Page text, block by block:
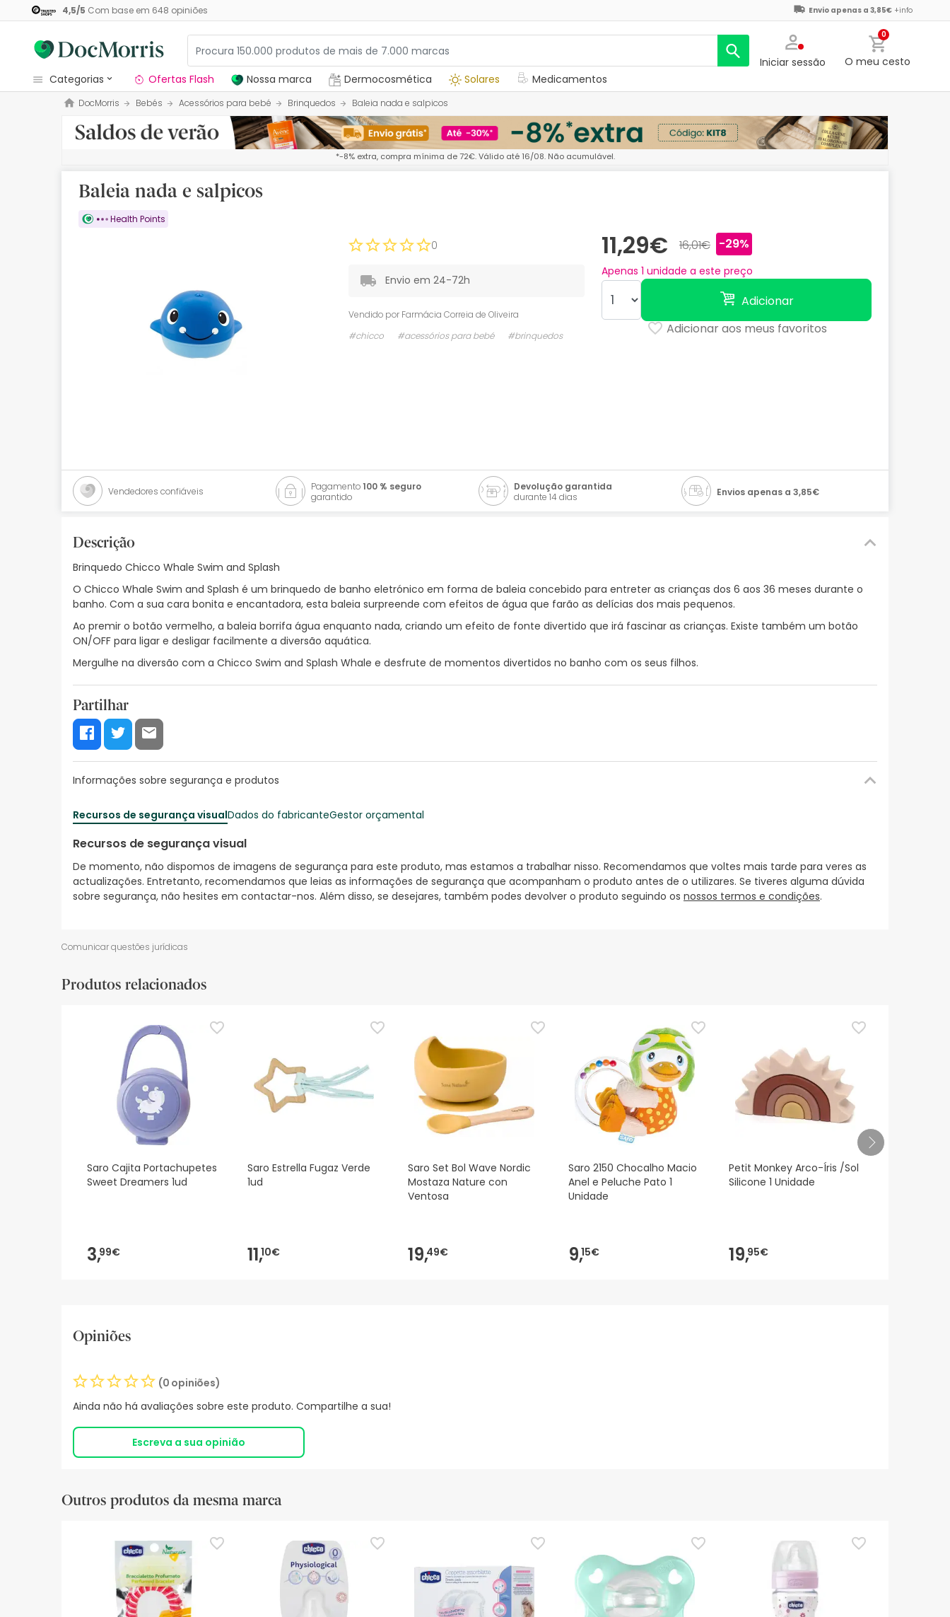
4,5/5 Com base em 648 opiniões Envio apenas a 3,85€ +info
Iniciar sessão
0
O meu cesto
categorias
Dermocosmetica
Nossa marca
Medicamentos
Cosmética
Promoções
Mais vendidos
Health points
Ofertas Flash Nossa marca Dermocosmética Solares Medicamentos
DocMorris Bebés Acessórios para bebé Brinquedos Baleia nada e salpicos
*-8% extra, compra mínima de 72€. Válido até 16/08. Não acumulável.
Baleia nada e salpicos
Health Points
11,29€ 16,01€ -29%
Apenas 1 unidade a este preço
Adicionar
Adicionar aos meus favoritos
0
Envio em 24-72h
Vendido por Farmácia Correia de Oliveira
#chicco
#acessórios para bebé #brinquedos
Vendedores confiáveis Pagamento100 % seguro
garantido
Devolução garantida
durante 14 dias
Envios apenas a 3,85€
Descrição
Brinquedo Chicco Whale Swim and Splash
O Chicco Whale Swim and Splash é um brinquedo de banho eletrónico em forma de baleia concebido para entreter as crianças dos 6 aos 36 meses durante o
banho. Com a sua cara bonita e encantadora, esta baleia surpreende com efeitos de água que farão as delícias dos mais pequenos.
Ao premir o botão vermelho, a baleia borrifa água enquanto nada, criando um efeito de fonte divertido que irá fascinar as crianças. Existe também um botão
ON/OFF para ligar e desligar facilmente a diversão aquática.
Mergulhe na diversão com a Chicco Swim and Splash Whale e desfrute de momentos divertidos no banho com os seus filhos.
Partilhar
Informações sobre segurança e produtos
Recursos de segurança visualDados do fabricanteGestor orçamental
Recursos de segurança visual
De momento, não dispomos de imagens de segurança para este produto, mas estamos a trabalhar nisso. Recomendamos que voltes mais tarde para veres as
actualizações. Entretanto, recomendamos que leias as informações de segurança que acompanham o produto antes de o utilizares. Se tiveres alguma dúvida
sobre segurança, não hesites em contactar-nos. Além disso, se desejares, também podes devolver o produto seguindo os nossos termos e condições.
Comunicar questões jurídicas
Produtos relacionados
Saro Cajita Portachupetes
Sweet Dreamers 1ud
3,99€
Saro Estrella Fugaz Verde
1ud
11,10€
Saro Set Bol Wave Nordic
Mostaza Nature con
Ventosa
19,49€
Saro 2150 Chocalho Macio
Anel e Peluche Pato 1
Unidade
9,15€
Petit Monkey Arco-Íris /Sol
Silicone 1 Unidade
19,95€
Opiniões
(0 opiniões)
Ainda não há avaliações sobre este produto. Compartilhe a sua!
Escreva a sua opinião
Outros produtos da mesma marca